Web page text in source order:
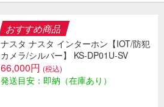
おすすめ商品
ナスタ ナスタ インターホン【IOT/防犯
カメラ/シルバー】 KS-DP01U-SV
66,000円 (税込)
発送目安：即納（在庫あり）